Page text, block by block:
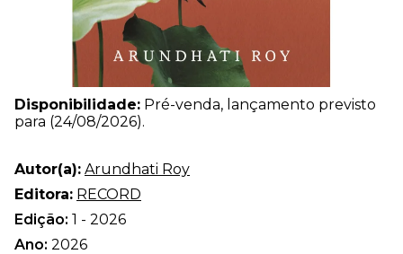
Disponibilidade: Pré-venda, lançamento previsto
para (24/08/2026).
Autor(a): Arundhati Roy
Editora: RECORD
Edição: 1 - 2026
Ano: 2026